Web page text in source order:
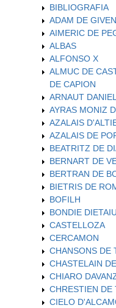
BIBLIOGRAFIA
ADAM DE
AIMERIC DE
ALBAS
ALFONSO X
ALMUC DE
DE CAPION
ARNAUT DANIEL
AYRAS MONIZ
AZALAIS
AZALAIS DE
BEATRITZ DE
BERNART DE
BERTRAN DE
BIETRIS DE
BOFILH
BONDIE
CASTELLOZA
CERCAMON
CHANSONS DE
CHASTELAIN
CHIARO
CHRESTIEN DE
CIELO